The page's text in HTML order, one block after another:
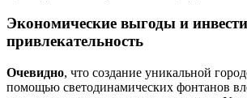
Экономические выгоды и
привлекательность
Очевидно, что создание уникальной
помощью светодинамических фонтанов